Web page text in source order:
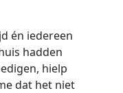
én iedereen
hadden
hielp
dat het niet